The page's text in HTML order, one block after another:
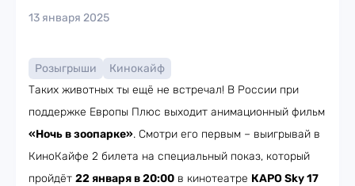
13 января 2025
Розыгрыши
Кинокайф
Таких животных ты ещё не встречал! В России при
поддержке Европы Плюс выходит анимационный фильм
«Ночь в зоопарке». Смотри его первым – выигрывай в
КиноКайфе 2 билета на специальный показ, который
пройдёт 22 января в 20:00 в кинотеатре КАРО Sky 17